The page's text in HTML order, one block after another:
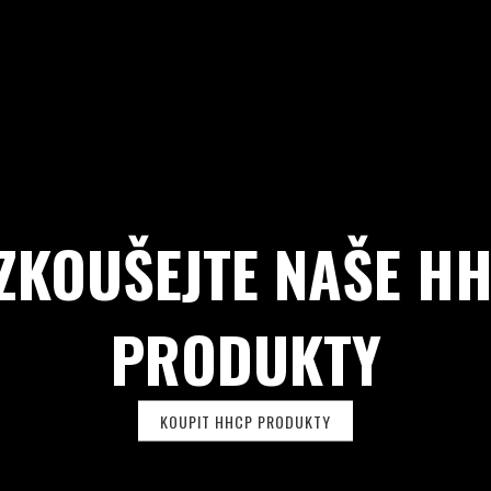
NAŠE
PRODUKTY
KOUPIT HHCP PRODUKTY